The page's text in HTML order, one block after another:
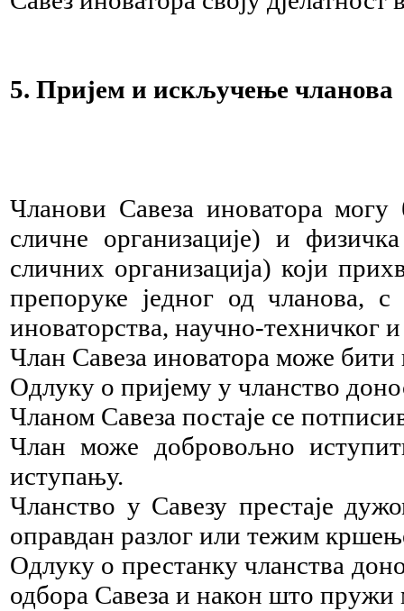
5. Пријем и искључење чланова
Чланови Савеза иноватора
сличне организације) и
сличних организација) који
препоруке једног од чланова,
иноваторства, научно-техничког
Члан Савеза иноватора може
Одлуку о пријему у чланство
Чланом Савеза постаје се
Члан може добровољно
иступању.
Чланство у Савезу престаје
оправдан разлог или тежим
Одлуку о престанку чланства
одбора Савеза и након што пружи